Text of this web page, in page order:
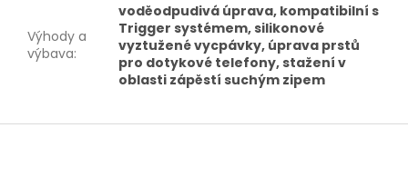
Výhody a
výbava:
voděodpudivá úprava, kompatibilní s
Trigger systémem, silikonové
vyztužené vycpávky, úprava prstů
pro dotykové telefony, stažení v
oblasti zápěstí suchým zipem
Z